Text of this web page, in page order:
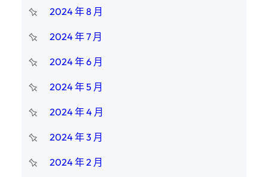
2024 年 8 月
2024 年 7 月
2024 年 6 月
2024 年 5 月
2024 年 4 月
2024 年 3 月
2024 年 2 月